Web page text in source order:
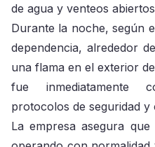
de agua y venteos
Durante la noche, según
dependencia, alrededor
una flama en el exterior
fue inmediatamente
protocolos de seguridad y
La empresa asegura